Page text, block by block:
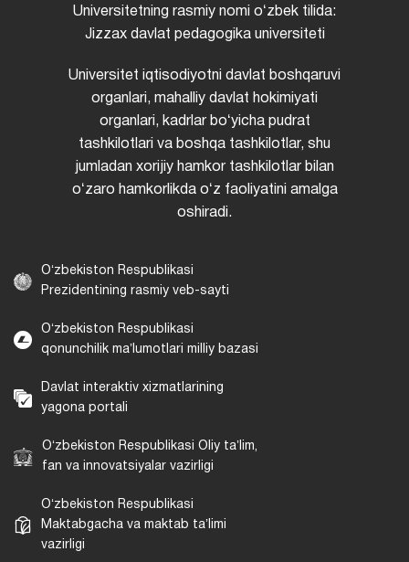
Universitetning rasmiy nomi oʻzbek tilida:
Jizzax davlat pedagogika universiteti
Universitet iqtisodiyotni davlat boshqaruvi
organlari, mahalliy davlat hokimiyati
organlari, kadrlar boʻyicha pudrat
tashkilotlari va boshqa tashkilotlar, shu
jumladan xorijiy hamkor tashkilotlar bilan
oʻzaro hamkorlikda oʻz faoliyatini amalga
oshiradi.
Oʻzbekiston Respublikasi
Prezidentining rasmiy veb-sayti
Oʻzbekiston Respublikasi
qonunchilik maʼlumotlari milliy bazasi
Davlat interaktiv xizmatlarining
yagona portali
Oʻzbekiston Respublikasi Oliy taʼlim,
fan va innovatsiyalar vazirligi
Oʻzbekiston Respublikasi
Maktabgacha va maktab taʼlimi
vazirligi